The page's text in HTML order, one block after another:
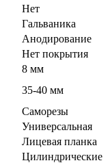
Нет
Гальваника
Анодирование
Нет покрытия
8 мм
35-40 мм
Саморезы
Универсальная
Лицевая планка
Цилиндрические